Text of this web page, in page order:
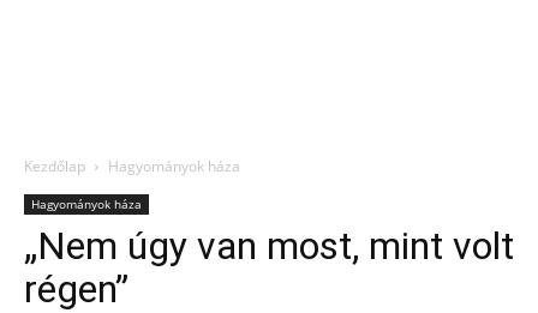
Kezdőlap Hagyományok háza
Hagyományok háza
„Nem úgy van most, mint volt
régen”